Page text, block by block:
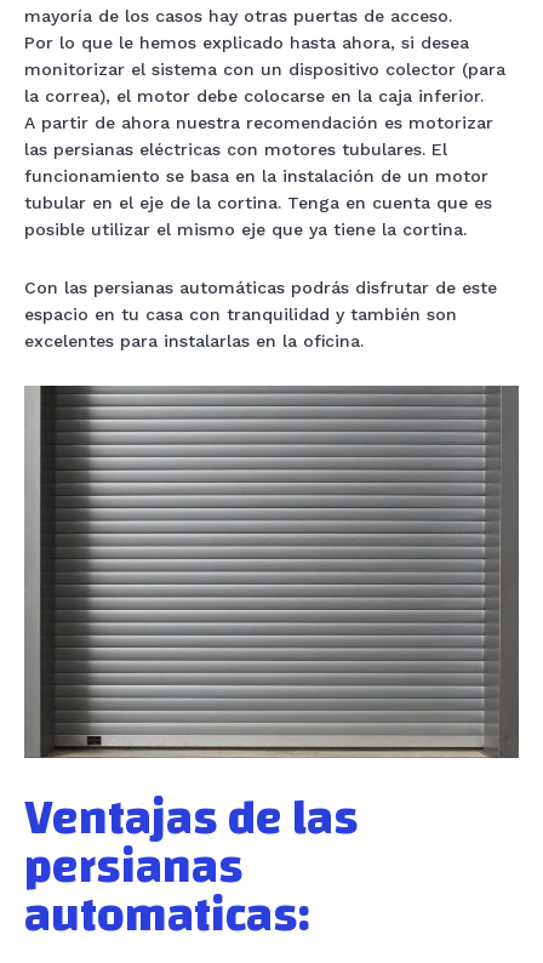
mayoría de los casos hay otras puertas de acceso.
Por lo que le hemos explicado hasta ahora, si desea
monitorizar el sistema con un dispositivo colector (para
la correa), el motor debe colocarse en la caja inferior.
A partir de ahora nuestra recomendación es motorizar
las persianas eléctricas con motores tubulares. El
funcionamiento se basa en la instalación de un motor
tubular en el eje de la cortina. Tenga en cuenta que es
posible utilizar el mismo eje que ya tiene la cortina.
Con las persianas automáticas podrás disfrutar de este
espacio en tu casa con tranquilidad y también son
excelentes para instalarlas en la oficina.
Ventajas de las
persianas
automaticas: